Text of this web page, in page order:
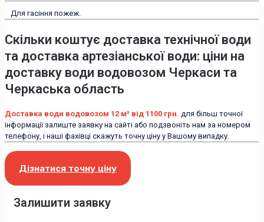
Для гасіння пожеж.
Скільки коштує доставка технічної води
та доставка артезіанської води: ціни на
доставку води водовозом Черкаси та
Черкаська область
Доставка води водовозом 12 м³ від 1100 грн. для більш точної
інформації залиште заявку на сайті або подзвоніть нам за номером
телефону, і наші фахівці скажуть точну ціну у Вашому випадку.
Дізнатися точну ціну
Залишити заявку